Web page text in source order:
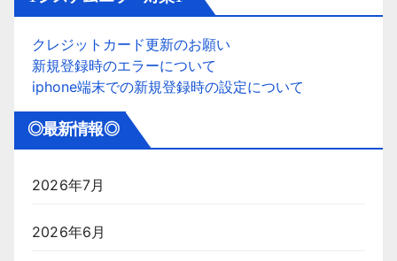
クレジットカード更新のお願い
新規登録時のエラーについて
iphone端末での新規登録時の設定について
◎最新情報◎
2026年7月
2026年6月